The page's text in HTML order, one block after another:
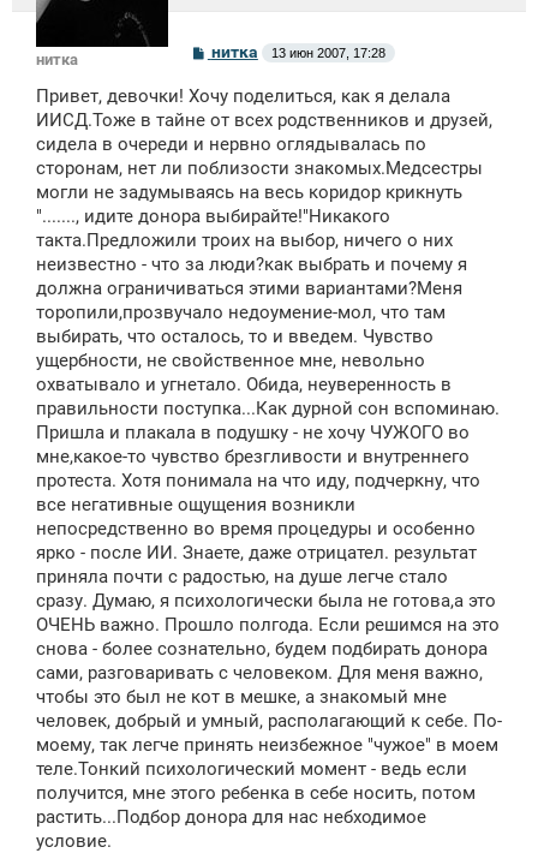
нитка
С
о
б
щ
н
и
нитка 13 июн 2007, 17:28
Привет, девочки! Хочу поделиться, как я делала
ИИСД.Тоже в тайне от всех родственников и друзей,
сидела в очереди и нервно оглядывалась по
сторонам, нет ли поблизости знакомых.Медсестры
могли не задумываясь на весь коридор крикнуть
"......., идите донора выбирайте!"Никакого
такта.Предложили троих на выбор, ничего о них
неизвестно - что за люди?как выбрать и почему я
должна ограничиваться этими вариантами?Меня
торопили,прозвучало недоумение-мол, что там
выбирать, что осталось, то и введем. Чувство
ущербности, не свойственное мне, невольно
охватывало и угнетало. Обида, неуверенность в
правильности поступка...Как дурной сон вспоминаю.
Пришла и плакала в подушку - не хочу ЧУЖОГО во
мне,какое-то чувство брезгливости и внутреннего
протеста. Хотя понимала на что иду, подчеркну, что
все негативные ощущения возникли
непосредственно во время процедуры и особенно
ярко - после ИИ. Знаете, даже отрицател. результат
приняла почти с радостью, на душе легче стало
сразу. Думаю, я психологически была не готова,а это
ОЧЕНЬ важно. Прошло полгода. Если решимся на это
снова - более сознательно, будем подбирать донора
сами, разговаривать с человеком. Для меня важно,
чтобы это был не кот в мешке, а знакомый мне
человек, добрый и умный, располагающий к себе. По-
моему, так легче принять неизбежное "чужое" в моем
теле.Тонкий психологический момент - ведь если
получится, мне этого ребенка в себе носить, потом
растить...Подбор донора для нас небходимое
условие.